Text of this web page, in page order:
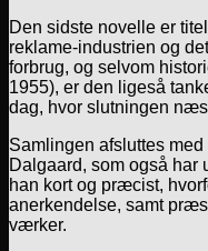
Den sidste novelle er
reklame-industrien og
forbrug, og selvom
1955), er den ligeså
dag, hvor slutningen
Samlingen afsluttes
Dalgaard, som også har
han kort og præcist,
anerkendelse, samt
værker.